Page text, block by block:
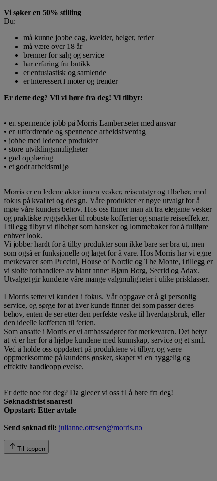
Vi søker en 50% stilling
Du:
må kunne jobbe dag, kvelder, helger, ferier
må være over 18 år
brenner for salg og service
har erfaring fra butikk
er entusiastisk og samlende
er interessert i moter og trender
Er dette deg? Vil vi høre fra deg! Vi tilbyr:
• en spennende jobb på Morris Lambertseter med ansvar
• en utfordrende og spennende arbeidshverdag
• jobbe med ledende produkter
• store utviklingsmuligheter
• god opplæring
• et godt arbeidsmiljø
Morris er en ledene aktør innen vesker, reiseutstyr og tilbehør, med
fokus på kvalitet og design. Våre produkter er nøye utvalgt for å
møte våre kunders behov. Hos oss finner man alt fra elegante vesker
og praktiske ryggsekker til robuste kofferter og smarte reiseeffekter.
I tillegg tilbyr vi tilbehør som hansker og lommebøker for å fullføre
enhver look.
Vi jobber hardt for å tilby produkter som ikke bare ser bra ut, men
som også er funksjonelle og laget for å vare. Hos Morris har vi egne
merkevarer som Puccini, House of Nordic og The Monte, i tillegg er
vi stolte forhandlere av blant annet Bjørn Borg, Secrid og Adax.
Utvalget gir kundene våre mange valgmuligheter i ulike prisklasser.
I Morris setter vi kunden i fokus. Vår oppgave er å gi personlig
service, og sørge for at hver kunde finner det som passer deres
behov, enten de ser etter den perfekte veske til hverdagsbruk, eller
den ideelle kofferten til ferien.
Som ansatte i Morris er vi ambassadører for merkevaren. Det betyr
at vi er her for å hjelpe kundene med kunnskap, service og et smil.
Ved å holde oss oppdatert på produktene vi tilbyr, og være
oppmerksomme på kundens ønsker, skaper vi en hyggelig og
effektiv handleopplevelse.
Er dette noe for deg? Da gleder vi oss til å høre fra deg!
Søknadsfrist snarest!
Oppstart: Etter avtale
Send søknad til: julianne.ottesen@morris.no
Til toppen